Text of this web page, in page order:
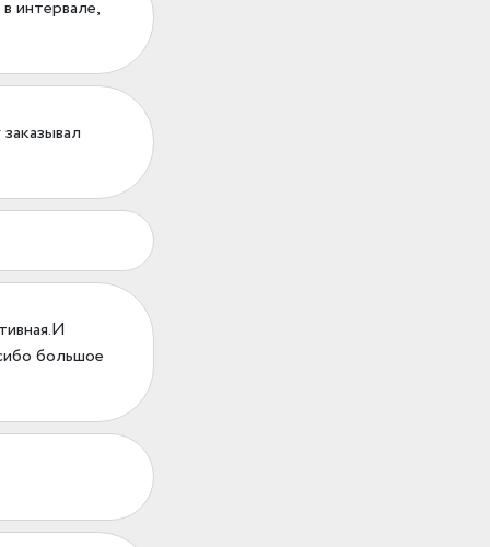
интервале,
большое